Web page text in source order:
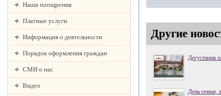
Наши поощрения
Платные услуги
Информация о деятельности
Порядок оформления граждан
СМИ о нас
Видео
Другие
Дегустация
День семьи,